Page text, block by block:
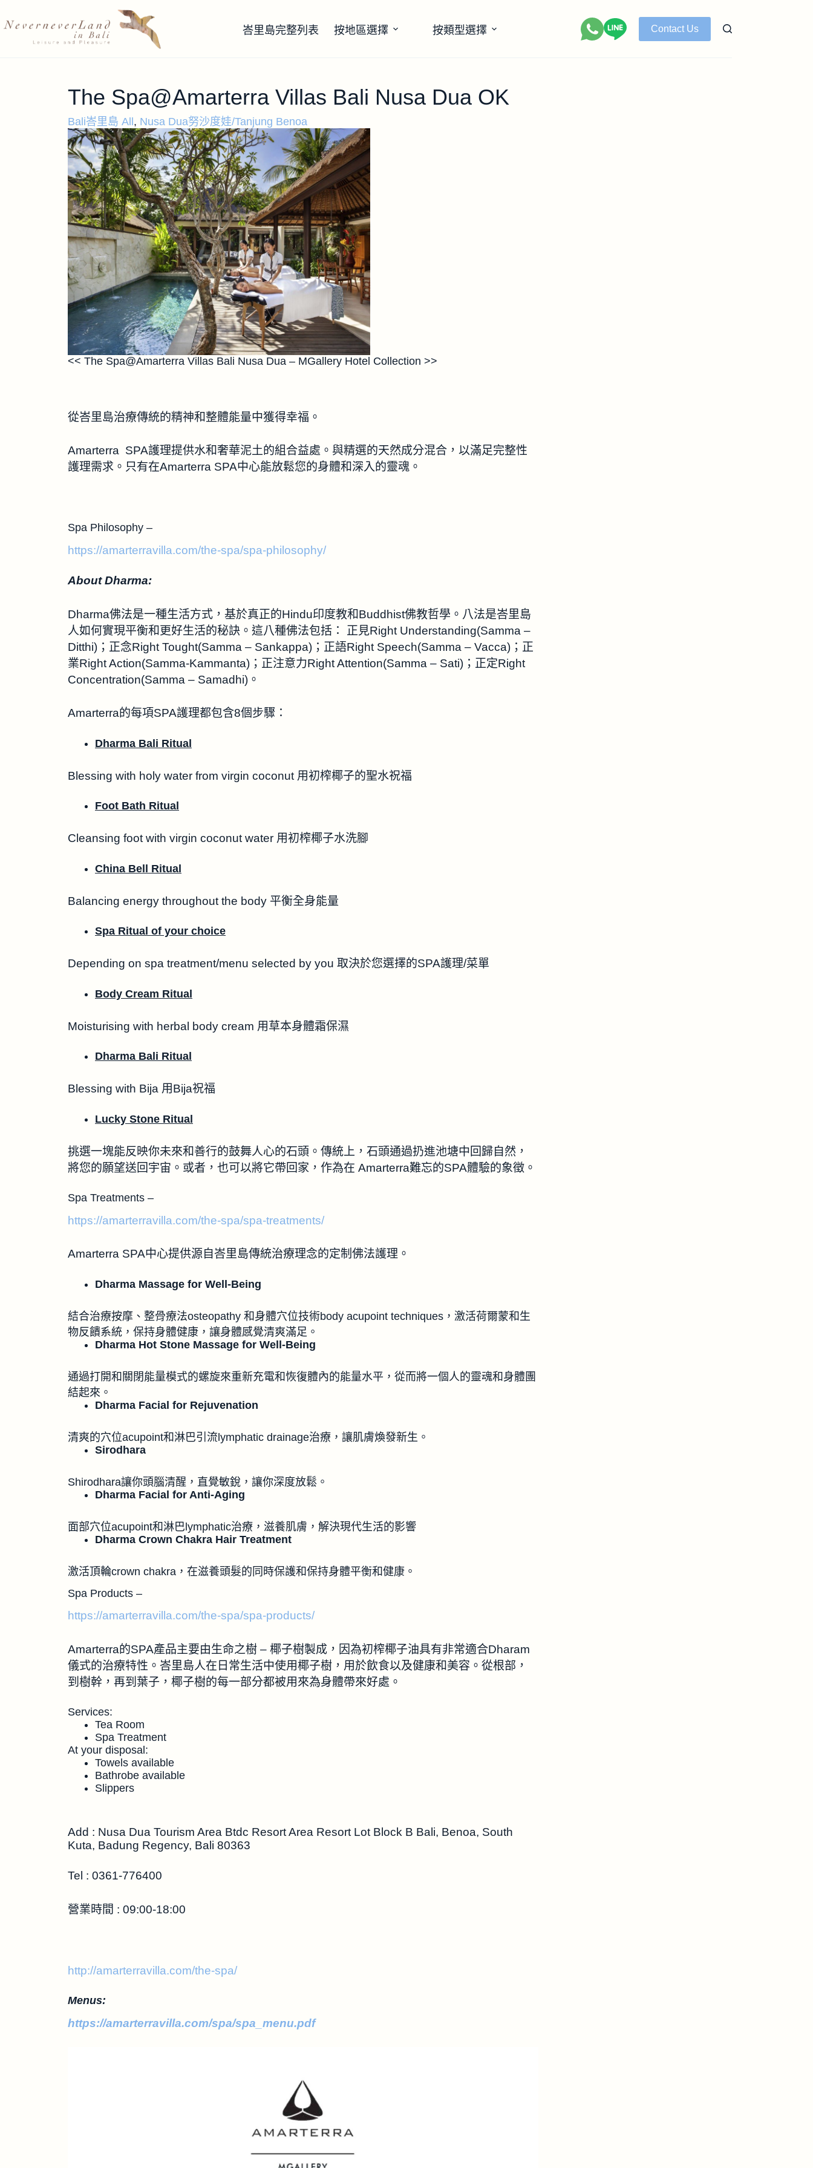
峇里島完整列表 按地區選擇 按類型選擇 Contact Us
The Spa@Amarterra Villas Bali Nusa Dua OK
Bali峇里島 All , Nusa Dua努沙度娃/Tanjung Benoa
<< The Spa@Amarterra Villas Bali Nusa Dua – MGallery Hotel Collection >>
從峇里島治療傳統的精神和整體能量中獲得幸福。
Amarterra SPA護理提供水和奢華泥土的組合益處。與精選的天然成分混合，以滿足完整性
護理需求。只有在Amarterra SPA中心能放鬆您的身體和深入的靈魂。
Spa Philosophy –
https://amarterravilla.com/the-spa/spa-philosophy/
About Dharma:
Dharma佛法是一種生活方式，基於真正的Hindu印度教和Buddhist佛教哲學。八法是峇里島
人如何實現平衡和更好生活的秘訣。這八種佛法包括： 正見Right Understanding(Samma –
Ditthi)；正念Right Tought(Samma – Sankappa)；正語Right Speech(Samma – Vacca)；正
業Right Action(Samma-Kammanta)；正注意力Right Attention(Samma – Sati)；正定Right
Concentration(Samma – Samadhi)。
Amarterra的每項SPA護理都包含8個步驟：
Dharma Bali Ritual
Blessing with holy water from virgin coconut 用初榨椰子的聖水祝福
Foot Bath Ritual
Cleansing foot with virgin coconut water 用初榨椰子水洗腳
China Bell Ritual
Balancing energy throughout the body 平衡全身能量
Spa Ritual of your choice
Depending on spa treatment/menu selected by you 取決於您選擇的SPA護理/菜單
Body Cream Ritual
Moisturising with herbal body cream 用草本身體霜保濕
Dharma Bali Ritual
Blessing with Bija 用Bija祝福
Lucky Stone Ritual
挑選一塊能反映你未來和善行的鼓舞人心的石頭。傳統上，石頭通過扔進池塘中回歸自然，
將您的願望送回宇宙。或者，也可以將它帶回家，作為在 Amarterra難忘的SPA體驗的象徵。
Spa Treatments –
https://amarterravilla.com/the-spa/spa-treatments/
Amarterra SPA中心提供源自峇里島傳統治療理念的定制佛法護理。
Dharma Massage for Well-Being
結合治療按摩、整骨療法osteopathy 和身體穴位技術body acupoint techniques，激活荷爾蒙和生
物反饋系統，保持身體健康，讓身體感覺清爽滿足。
Dharma Hot Stone Massage for Well-Being
通過打開和關閉能量模式的螺旋來重新充電和恢復體內的能量水平，從而將一個人的靈魂和身體團
結起來。
Dharma Facial for Rejuvenation
清爽的穴位acupoint和淋巴引流lymphatic drainage治療，讓肌膚煥發新生。
Sirodhara
Shirodhara讓你頭腦清醒，直覺敏銳，讓你深度放鬆。
Dharma Facial for Anti-Aging
面部穴位acupoint和淋巴lymphatic治療，滋養肌膚，解決現代生活的影響
Dharma Crown Chakra Hair Treatment
激活頂輪crown chakra，在滋養頭髮的同時保護和保持身體平衡和健康。
Spa Products –
https://amarterravilla.com/the-spa/spa-products/
Amarterra的SPA產品主要由生命之樹 – 椰子樹製成，因為初榨椰子油具有非常適合Dharam
儀式的治療特性。峇里島人在日常生活中使用椰子樹，用於飲食以及健康和美容。從根部，
到樹幹，再到葉子，椰子樹的每一部分都被用來為身體帶來好處。
Services:
Tea Room
Spa Treatment
At your disposal:
Towels available
Bathrobe available
Slippers
Add : Nusa Dua Tourism Area Btdc Resort Area Resort Lot Block B Bali, Benoa, South
Kuta, Badung Regency, Bali 80363
Tel : 0361-776400
營業時間 : 09:00-18:00
http://amarterravilla.com/the-spa/
Menus:
https://amarterravilla.com/spa/spa_menu.pdf